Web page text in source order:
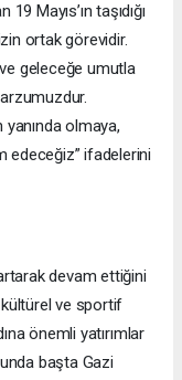
Mayıs’ın taşıdığı
ortak görevidir.
geleceğe umutla
olmaya,
edeceğiz” ifadelerini
devam ettiğini
ve sportif
önemli yatırımlar
başta Gazi